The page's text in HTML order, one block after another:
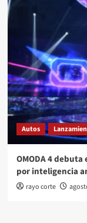
Autos
OMODA 4
por inteligencia
rayo corte